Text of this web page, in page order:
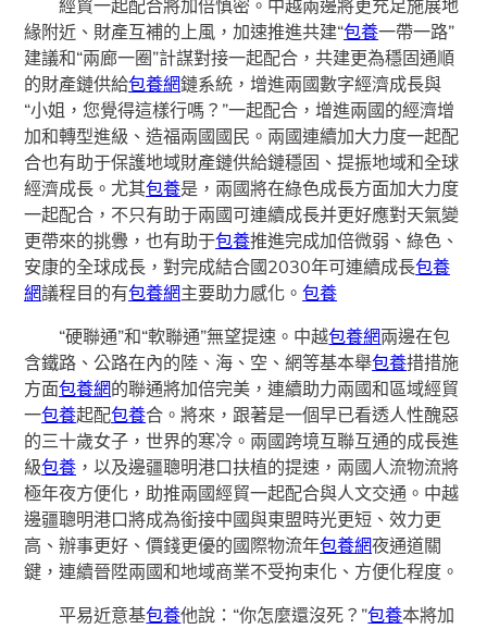
經貿一起配合將加倍慎密。中越兩邊將更充足施展地
緣附近、財產互補的上風，加速推進共建“包養一帶一路”
建議和“兩廊一圈”計謀對接一起配合，共建更為穩固通順
的財產鏈供給包養網鏈系統，增進兩國數字經濟成長與
“小姐，您覺得這樣行嗎？”一起配合，增進兩國的經濟增
加和轉型進級、造福兩國國民。兩國連續加大力度一起配
合也有助于保護地域財產鏈供給鏈穩固、提振地域和全球
經濟成長。尤其包養是，兩國將在綠色成長方面加大力度
一起配合，不只有助于兩國可連續成長并更好應對天氣變
更帶來的挑釁，也有助于包養推進完成加倍微弱、綠色、
安康的全球成長，對完成結合國2030年可連續成長包養
網議程目的有包養網主要助力感化。包養
“硬聯通”和“軟聯通”無望提速。中越包養網兩邊在包
含鐵路、公路在內的陸、海、空、網等基本舉包養措措施
方面包養網的聯通將加倍完美，連續助力兩國和區域經貿
一包養起配包養合。將來，跟著是一個早已看透人性醜惡
的三十歲女子，世界的寒冷。兩國跨境互聯互通的成長進
級包養 ，以及邊疆聰明港口扶植的提速，兩國人流物流將
極年夜方便化，助推兩國經貿一起配合與人文交通。中越
邊疆聰明港口將成為銜接中國與東盟時光更短、效力更
高、辦事更好、價錢更優的國際物流年包養網夜通道關
鍵，連續晉陞兩國和地域商業不受拘束化、方便化程度。
平易近意基包養他說：“你怎麼還沒死？”包養本將加